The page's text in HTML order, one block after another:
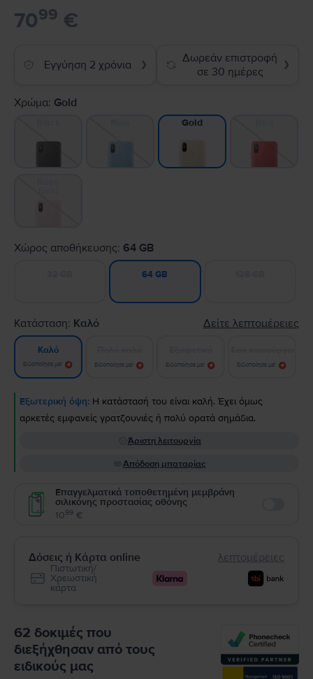
7099 €
Εγγύηση 2 χρόνια ❯
Δωρεάν επιστροφή
σε 30 ημέρες
❯
Χρώμα: Gold
Gold
Χώρος αποθήκευσης: 64 GB
64 GB
Κατάσταση: Καλό Δείτε λεπτομέρειες
Καλό
Ειδοποίησε με! Ειδοποίησε με! Ειδοποίησε με! Ειδοποίησε με!
Εξωτερική όψη: Η κατάστασή του είναι καλή. Έχει όμως
αρκετές εμφανείς γρατζουνιές ή πολύ ορατά σημάδια.
Άριστη λειτουργία
Απόδοση μπαταρίας
Επαγγελματικά τοποθετημένη μεμβράνη
σιλικόνης προστασίας οθόνης
1099 €
Δόσεις ή Κάρτα online λεπτομέρειες
Πιστωτική/
Χρεωστική
κάρτα
62 δοκιμές που
διεξήχθησαν από τους
ειδικούς μας